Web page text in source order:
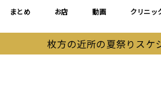
まとめ お店 動画 クリニッ
枚方の近所の夏祭りスケ